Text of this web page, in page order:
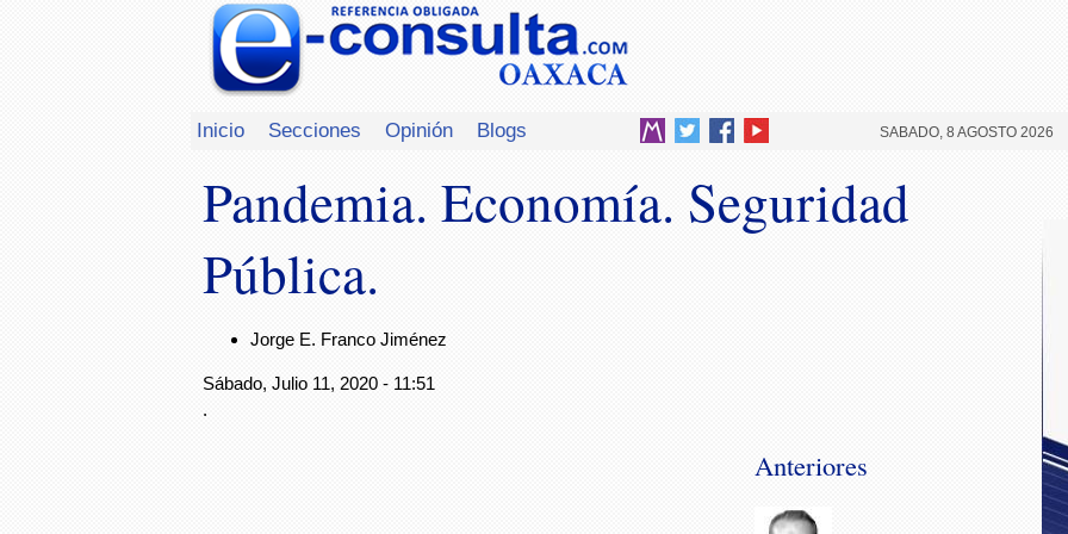
Inicio Secciones Opinión Blogs SABADO, 8 AGOSTO 2026
Pandemia. Economía. Seguridad
Pública.
Jorge E. Franco Jiménez
Sábado, Julio 11, 2020 - 11:51
.
Anteriores